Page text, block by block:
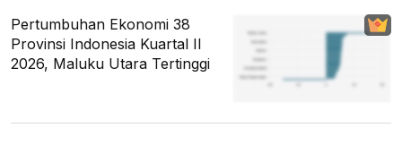
Pertumbuhan Ekonomi 38
Provinsi Indonesia Kuartal II
2026, Maluku Utara Tertinggi